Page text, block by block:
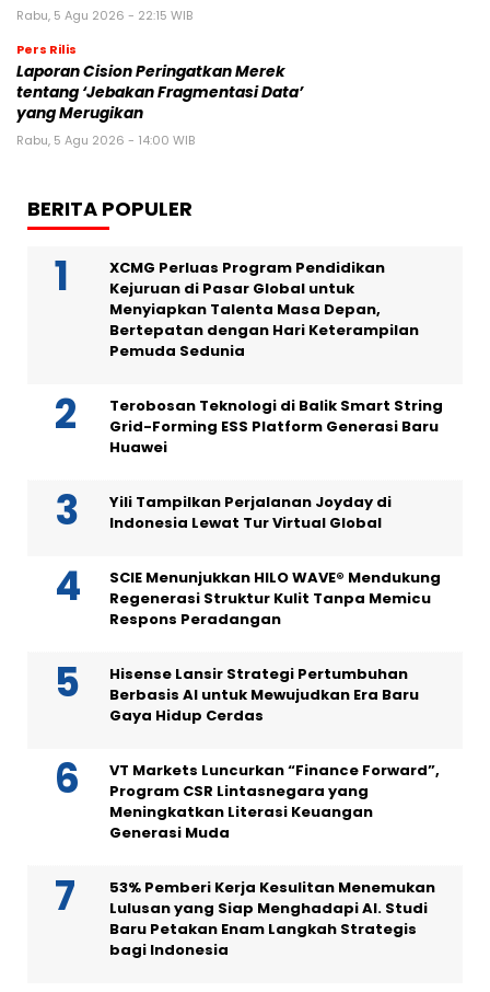
Rabu, 5 Agu 2026 - 22:15 WIB
Pers Rilis
Laporan Cision Peringatkan Merek
tentang ‘Jebakan Fragmentasi Data’
yang Merugikan
Rabu, 5 Agu 2026 - 14:00 WIB
BERITA POPULER
XCMG Perluas Program Pendidikan
Kejuruan di Pasar Global untuk
Menyiapkan Talenta Masa Depan,
Bertepatan dengan Hari Keterampilan
Pemuda Sedunia
Terobosan Teknologi di Balik Smart String
Grid-Forming ESS Platform Generasi Baru
Huawei
Yili Tampilkan Perjalanan Joyday di
Indonesia Lewat Tur Virtual Global
SCIE Menunjukkan HILO WAVE® Mendukung
Regenerasi Struktur Kulit Tanpa Memicu
Respons Peradangan
Hisense Lansir Strategi Pertumbuhan
Berbasis AI untuk Mewujudkan Era Baru
Gaya Hidup Cerdas
VT Markets Luncurkan “Finance Forward”,
Program CSR Lintasnegara yang
Meningkatkan Literasi Keuangan
Generasi Muda
53% Pemberi Kerja Kesulitan Menemukan
Lulusan yang Siap Menghadapi AI. Studi
Baru Petakan Enam Langkah Strategis
bagi Indonesia